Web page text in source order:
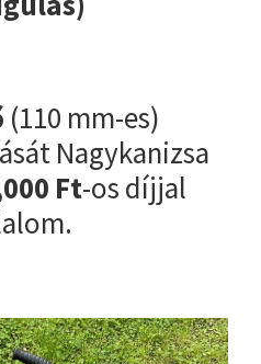
(110 mm-es)
Nagykanizsa
Ft-os díjjal